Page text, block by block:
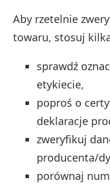
Aby rzetelnie
towaru, stosuj
sprawdź
etykiecie,
poproś o
deklaracje
zweryfikuj
producenta/
porównaj